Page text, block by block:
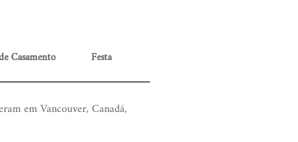
Casamento Festa
em Vancouver, Canadá,